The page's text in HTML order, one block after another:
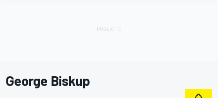
George Biskup